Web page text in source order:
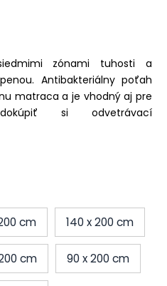
zónami tuhosti a
Antibakteriálny poťah
matraca a je vhodný aj pre
si odvetrávací
cm 140 x 200 cm
cm 90 x 200 cm